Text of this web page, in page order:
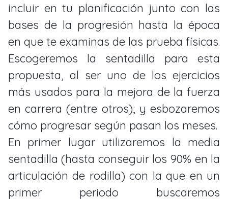
incluir en tu planificación junto con las
bases de la progresión hasta la época
en que te examinas de las prueba físicas.
Escogeremos la sentadilla para esta
propuesta, al ser uno de los ejercicios
más usados para la mejora de la fuerza
en carrera (entre otros); y esbozaremos
cómo progresar según pasan los meses.
En primer lugar utilizaremos la media
sentadilla (hasta conseguir los 90% en la
articulación de rodilla) con la que en un
primer periodo buscaremos